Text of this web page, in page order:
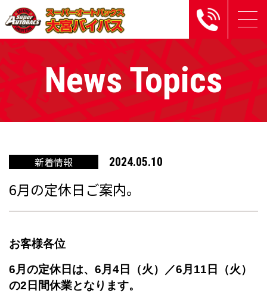
News Topics
新着情報 2024.05.10
6月の定休日ご案内。
お客様各位
6月の定休日は、6月4日（火）／6月11日（火）
の2 日 間休業となります。